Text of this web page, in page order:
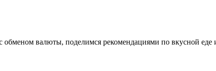
обменом валюты, поделимся рекомендациями по вкусной